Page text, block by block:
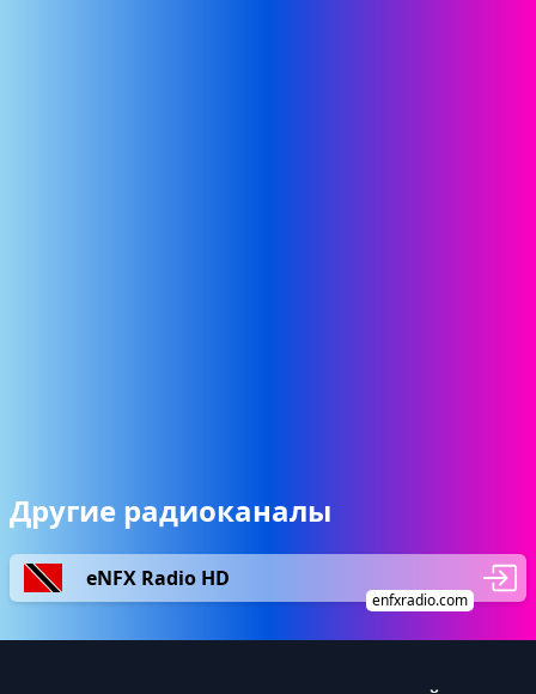
Другие радиоканалы
eNFX Radio HD
enfxradio.com